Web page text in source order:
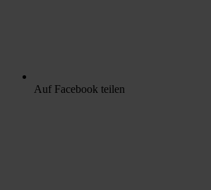
Auf Facebook teilen